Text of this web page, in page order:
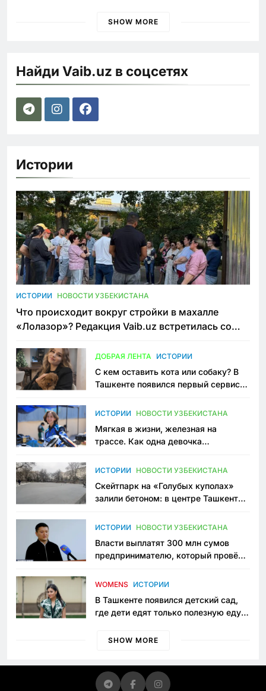
SHOW MORE
Найди Vaib.uz в соцсетях
Истории
ИСТОРИИ НОВОСТИ УЗБЕКИСТАНА
Что происходит вокруг стройки в махалле
«Лолазор»? Редакция Vaib.uz встретилась со
ДОБРАЯ ЛЕНТА ИСТОРИИ
С кем оставить кота или собаку? В
Ташкенте появился первый сервис
ИСТОРИИ НОВОСТИ УЗБЕКИСТАНА
Мягкая в жизни, железная на
трассе. Как одна девочка
Узбекистане
ИСТОРИИ НОВОСТИ УЗБЕКИСТАНА
Скейтпарк на «Голубых куполах»
залили бетоном: в центре Ташкента
пространство
ИСТОРИИ НОВОСТИ УЗБЕКИСТАНА
Власти выплатят 300 млн сумов
предпринимателю, который провёл
приговору
WOMENS ИСТОРИИ
В Ташкенте появился детский сад,
где дети едят только полезную еду.
просить «кашу без сахара»
SHOW MORE